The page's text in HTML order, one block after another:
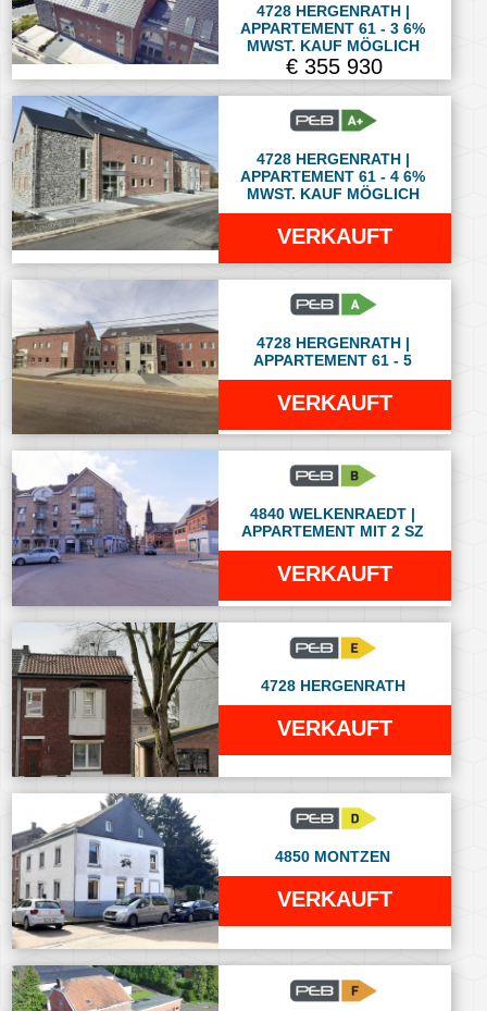
4728 HERGENRATH |
APPARTEMENT 61 - 3 6%
MWST. KAUF MÖGLICH
€ 355 930
4728 HERGENRATH |
APPARTEMENT 61 - 4 6%
MWST. KAUF MÖGLICH
VERKAUFT
4728 HERGENRATH |
APPARTEMENT 61 - 5
VERKAUFT
4840 WELKENRAEDT |
APPARTEMENT MIT 2 SZ
VERKAUFT
4728 HERGENRATH
VERKAUFT
4850 MONTZEN
VERKAUFT